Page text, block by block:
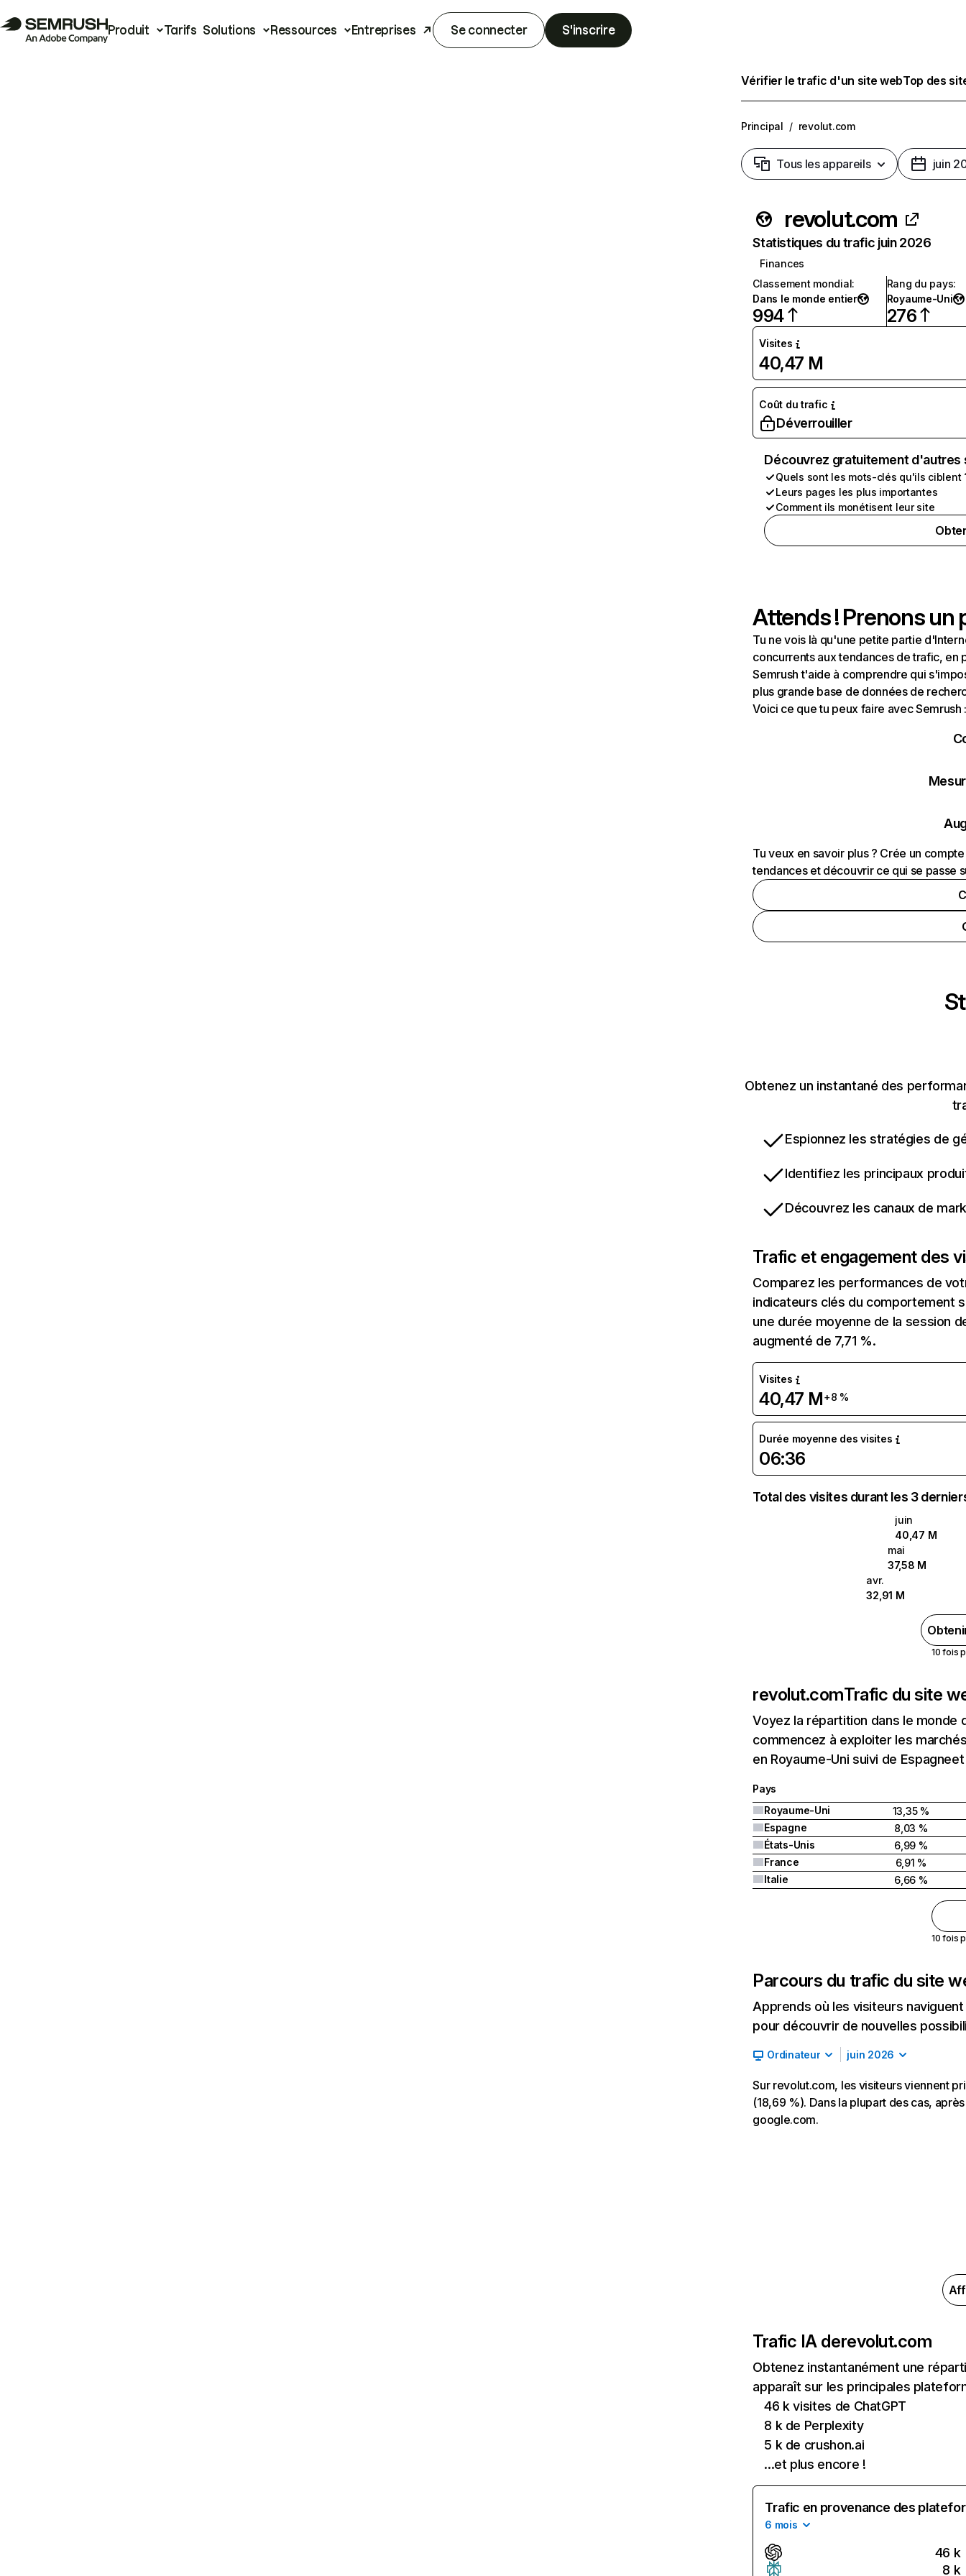
Produit Tarifs Solutions Ressources Entreprises Se connecter S'inscrire
Vérifier le trafic d'un site webTop des
Principal / revolut.com
Tous les appareils juin
revolut.com
Statistiques du trafic juin 2026
Finances
Classement mondial:
Dans le monde entier
994
Rang du pays:
Royaume-Uni
276
Visites
40,47 M
Coût du trafic
Déverrouiller
Découvrez gratuitement
Quels sont les mots-clés qu'ils ciblent
Leurs pages les plus importantes
Comment ils monétisent leur site
Attends ! Prenons un
Tu ne vois là qu'une petite partie
concurrents aux tendances de trafic, en
Semrush t'aide à comprendre qui
plus grande base de données de
Voici ce que tu peux faire avec Semrush
Tu veux en savoir plus ? Crée un
tendances et découvrir ce qui se passe
Obtenez un instantané des
Espionnez les stratégies de
Identifiez les principaux
Découvrez les canaux de
Trafic et engagement des
Comparez les performances de
indicateurs clés du comportement
une durée moyenne de la session
augmenté de 7,71 %.
Visites
40,47 M+8 %
Durée moyenne des visites
06:36
Total des visites durant les 3
juin
40,47 M
mai
37,58 M
avr.
32,91 M
10 fois
revolut.comTrafic du site
Voyez la répartition dans le
commencez à exploiter les
en Royaume-Uni suivi de
Pays
Royaume-Uni
13,35 %
Espagne
8,03 %
États-Unis
6,99 %
France
6,91 %
Italie
6,66 %
10 fois
Parcours du trafic du site
Apprends où les visiteurs
pour découvrir de nouvelles
Ordinateur juin 2026
Sur revolut.com, les visiteurs viennent
(18,69 %). Dans la plupart des cas,
google.com.
Trafic IA derevolut.com
Obtenez instantanément une
apparaît sur les principales
46 k visites de ChatGPT
8 k de Perplexity
5 k de crushon.ai
...et plus encore !
Trafic en provenance des
6 mois
46 k
8 k